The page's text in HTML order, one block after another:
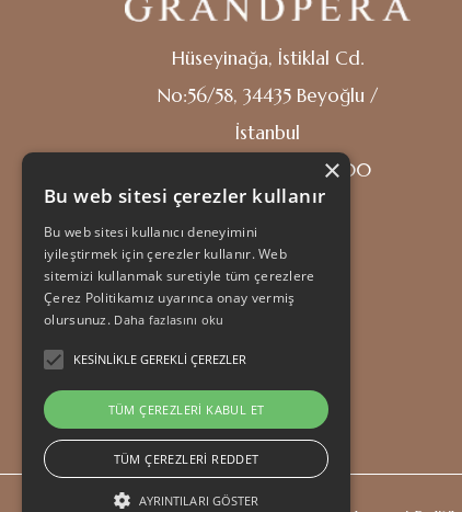
Hüseyinağa, İstiklal Cd.
No:56/58, 34435 Beyoğlu /
İstanbul
Her gün: 10.00 - 22.00
×
Bu web sitesi çerezler kullanır
Bu web sitesi kullanıcı deneyimini
iyileştirmek için çerezler kullanır. Web
sitemizi kullanmak suretiyle tüm çerezlere
Çerez Politikamız uyarınca onay vermiş
olursunuz. Daha fazlasını oku
KESINLIKLE GEREKLI ÇEREZLER
TÜM ÇEREZLERI KABUL ET
TÜM ÇEREZLERI REDDET
AYRINTILARI GÖSTER